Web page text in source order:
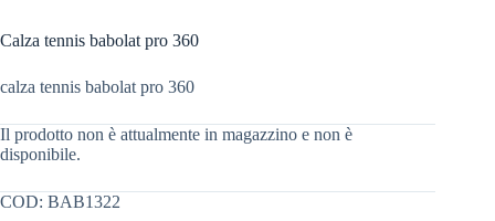
Calza tennis babolat pro 360
calza tennis babolat pro 360
Il prodotto non è attualmente in magazzino e non è
disponibile.
COD: BAB1322